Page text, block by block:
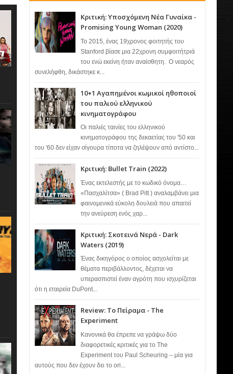
Κριτική: Υποσχόμενη Νέα Γυναίκα -
Promising Young Woman (2020)
Το 2015, ένας 19χρονος φοιτητής του
Stanford βίασε μια 22χρονη συμφοιτήτριά
του ενώ εκείνη ήταν αναίσθητη. Ο νεαρός
συνελήφθη, δικάστηκε κ...
10+1 Αγαπημένοι κωμικοί ηθοποιοί
του παλιού ελληνικού
κινηματογράφου
Οι παλιές ταινίες του ελληνικού
κινηματογράφου της δεκαετίας του '50 και
του '60 δεν είχαν σίγουρα τίποτα να ζηλέψουν από αντίστο...
Κριτική: Bullet Train (2022)
Ένας εκτελεστής με το κωδικό όνομα…
«Πασχαλίτσα» ( Brad Pitt ) αναλαμβάνει μια
φαινομενικά εύκολη δουλειά που απαιτεί
την ανεύρεση ενός χαρ...
Κριτική: Σκοτεινά Νερά - Dark
Waters (2019)
Ένας δικηγόρος ο οποίος ασχολείται με
θέματα περιβάλλοντος, δέχεται να
υπερασπιστεί έναν αγρότη που ισχυρίζεται
ότι η εταιρεία DuPont...
Review: Το Πείραμα - The
Experiment
Κανονικά θα έπρεπε να γράψω δύο
διαφορετικές κριτικές για το The
Experiment του Paul Scheuring – μία για
αυτούς που δεν έχουν δει το ori...